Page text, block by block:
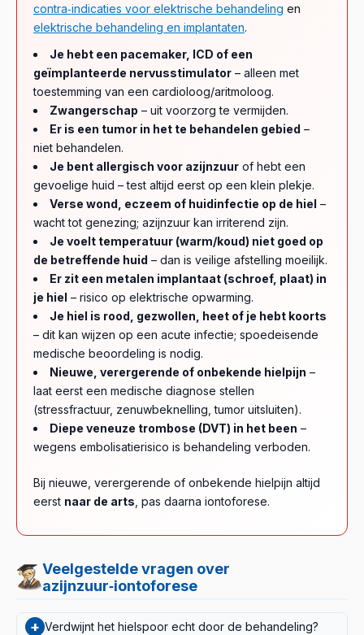
contra‑indicaties voor elektrische behandeling en
elektrische behandeling en implantaten.
Je hebt een pacemaker, ICD of een
geïmplanteerde nervusstimulator – alleen met
toestemming van een cardioloog/aritmoloog.
Zwangerschap – uit voorzorg te vermijden.
Er is een tumor in het te behandelen gebied –
niet behandelen.
Je bent allergisch voor azijnzuur of hebt een
gevoelige huid – test altijd eerst op een klein plekje.
Verse wond, eczeem of huidinfectie op de hiel –
wacht tot genezing; azijnzuur kan irriterend zijn.
Je voelt temperatuur (warm/koud) niet goed op
de betreffende huid – dan is veilige afstelling moeilijk.
Er zit een metalen implantaat (schroef, plaat) in
je hiel – risico op elektrische opwarming.
Je hiel is rood, gezwollen, heet of je hebt koorts
– dit kan wijzen op een acute infectie; spoedeisende
medische beoordeling is nodig.
Nieuwe, verergerende of onbekende hielpijn –
laat eerst een medische diagnose stellen
(stressfractuur, zenuwbeknelling, tumor uitsluiten).
Diepe veneuze trombose (DVT) in het been –
wegens embolisatierisico is behandeling verboden.
Bij nieuwe, verergerende of onbekende hielpijn altijd
eerst naar de arts , pas daarna iontoforese.
Veelgestelde vragen over
azijnzuur‑iontoforese
+ Verdwijnt het hielspoor echt door de behandeling?